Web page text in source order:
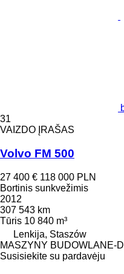
31
VAIZDO ĮRAŠAS
Volvo FM 500
27 400 € 118 000 PLN
Bortinis sunkvežimis
2012
307 543 km
Tūris 10 840 m³
Lenkija, Staszów
MASZYNY BUDOWLANE-
Susisiekite su pardavėju